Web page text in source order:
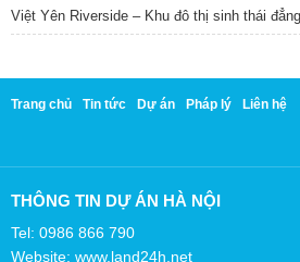
Việt Yên Riverside – Khu đô thị sinh thái
Trang chủ Tin tức Dự án Pháp lý Liên hệ
THÔNG TIN DỰ ÁN HÀ NỘI
Tel: 0986 866 790
Website: www.land24h.net